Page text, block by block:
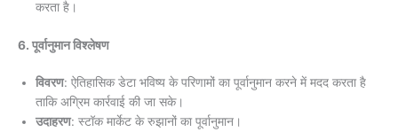
करता है।
6. पूर्वानुमान विश्लेषण
विवरण: ऐतिहासिक डेटा भविष्य के परिणामों का पूर्वानुमान करने में मदद करता है
ताकि अग्रिम कार्रवाई की जा सके।
उदाहरण: स्टॉक मार्केट के रुझानों का पूर्वानुमान।